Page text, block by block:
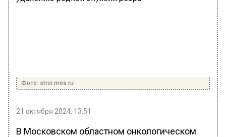
Фото: stroi.mos.ru
21 октября 2024, 13:51
В Московском областном онкологическом